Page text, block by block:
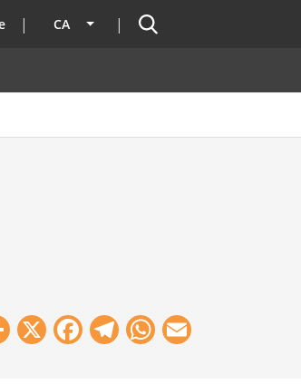
CA Llista les accions addicionals
Cercador
Share
X Facebook
Telegram
WhatsApp